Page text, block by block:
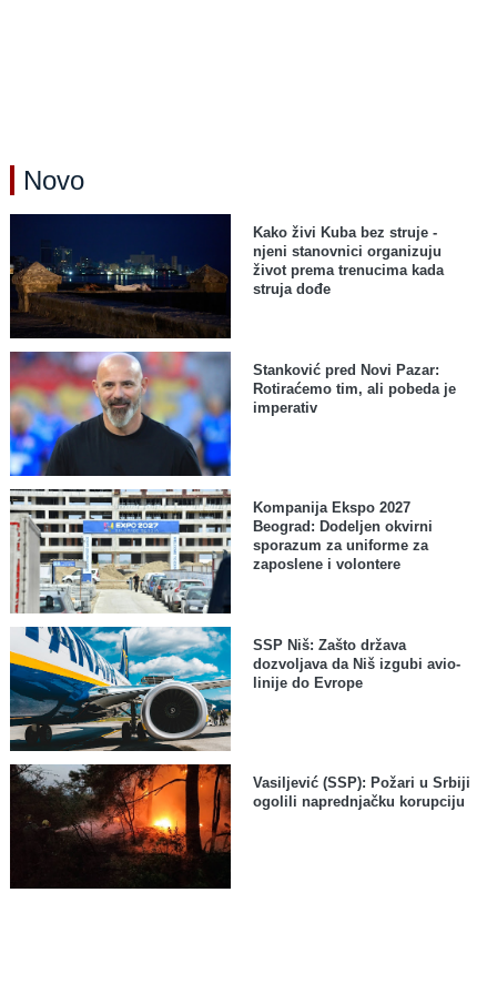
Novo
Kako živi Kuba bez struje -
njeni stanovnici organizuju
život prema trenucima kada
struja dođe
Stanković pred Novi Pazar:
Rotiraćemo tim, ali pobeda je
imperativ
Kompanija Ekspo 2027
Beograd: Dodeljen okvirni
sporazum za uniforme za
zaposlene i volontere
SSP Niš: Zašto država
dozvoljava da Niš izgubi avio-
linije do Evrope
Vasiljević (SSP): Požari u Srbiji
ogolili naprednjačku korupciju